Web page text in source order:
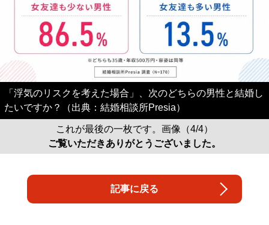
「浮気のリスクを考えた場合」、次のどちらの男性と結婚し
たいですか？（出典：結婚相談所Presia）
これが最後の一枚です。画像（4/4）
ご覧いただきありがとうございました。
記事に戻る